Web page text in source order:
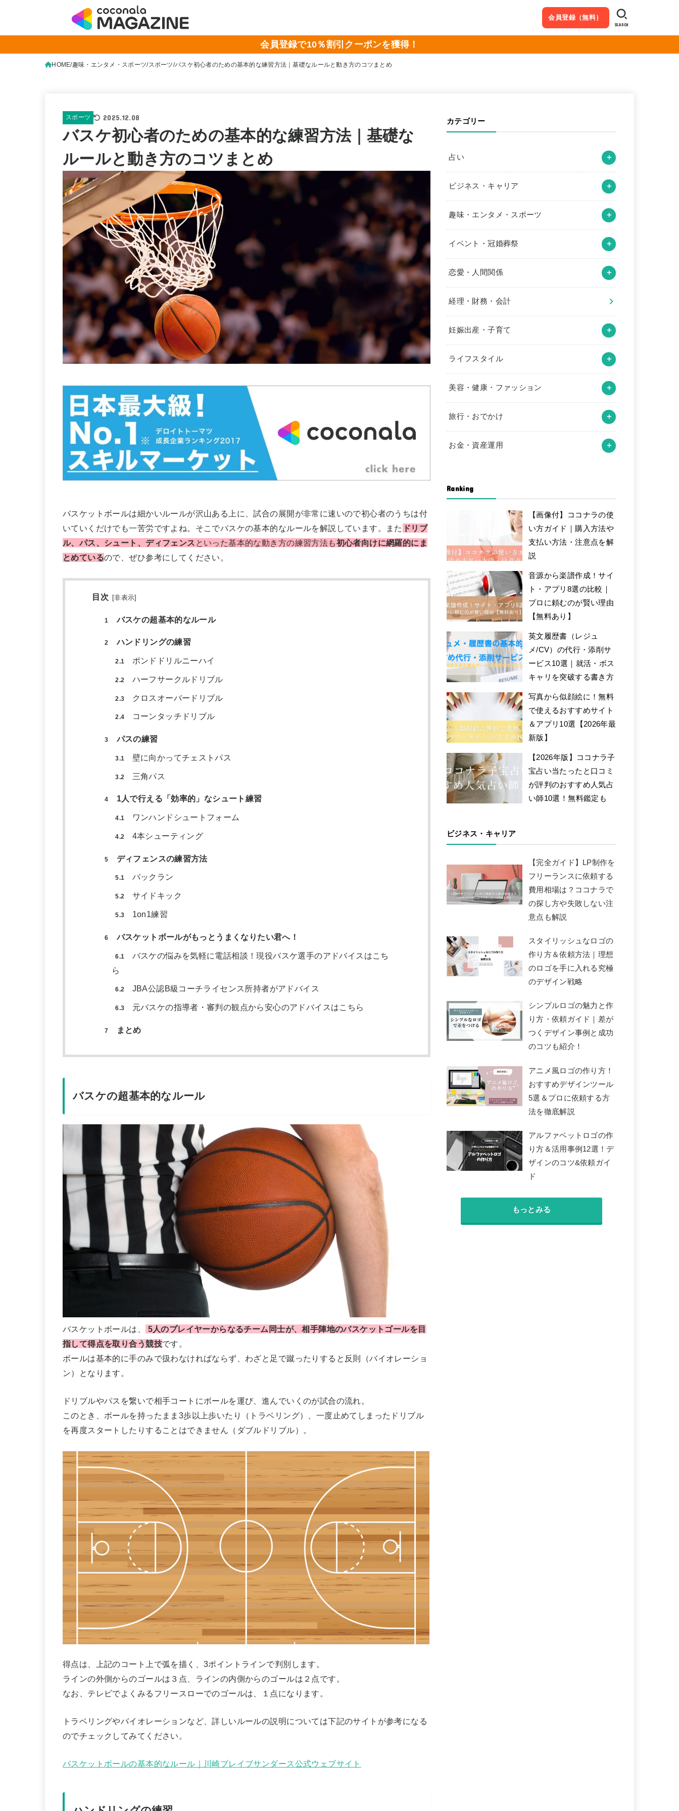
会員登録（無料）
SEARCH
会員登録で10％割引クーポンを獲得！
HOME 趣味・エンタメ・スポーツ スポーツ バスケ初心者のための基本的な練習方法｜基礎なルールと動き方のコツまとめ
スポーツ 2025.12.08
バスケ初心者のための基本的な練習方法｜基礎な
ルールと動き方のコツまとめ
バスケットボールは細かいルールが沢山ある上に、試合の展開が非常に速いので初心者のうちは付
いていくだけでも一苦労ですよね。そこでバスケの基本的なルールを解説しています。また ドリブ
ル、パス、シュート、ディフェンス といった基本的な動き方の練習方法も初心者向けに網羅的にま
とめているので、ぜひ参考にしてください。
目次 [非表示
1 バスケの超基本的なルール
2 ハンドリングの練習
2.1 ポンドドリルニーハイ
2.2 ハーフサークルドリブル
2.3 クロスオーバードリブル
2.4 コーンタッチドリブル
3 パスの練習
3.1 壁に向かってチェストパス
3.2 三角パス
4 1人で行える「効率的」なシュート練習
4.1 ワンハンドシュートフォーム
4.2 4本シューティング
5 ディフェンスの練習方法
5.1 バックラン
5.2 サイドキック
5.3 1on1練習
6 バスケットボールがもっとうまくなりたい君へ！
6.1
バスケの悩みを気軽に電話相談！現役バスケ選手のアドバイスはこち
ら
6.2 JBA公認B級コーチライセンス所持者がアドバイス
6.3 元バスケの指導者・審判の観点から安心のアドバイスはこちら
7 まとめ
バスケの超基本的なルール
バスケットボールは、
5人のプレイヤーからなるチーム同士が、相手陣地のバスケットゴールを目
指して得点を取り合う競技です。
ボールは基本的に手のみで扱わなければならず、わざと足で蹴ったりすると反則（バイオレーショ
ン）となります。
ドリブルやパスを繋いで相手コートにボールを運び、進んでいくのが試合の流れ。
このとき、ボールを持ったまま3歩以上歩いたり（トラベリング）、一度止めてしまったドリブル
を再度スタートしたりすることはできません（ダブルドリブル）。
得点は、上記のコート上で弧を描く、3ポイントラインで判別します。
ラインの外側からのゴールは３点、ラインの内側からのゴールは２点です。
なお、テレビでよくみるフリースローでのゴールは、１点になります。
トラベリングやバイオレーションなど、詳しいルールの説明については下記のサイトが参考になる
のでチェックしてみてください。
バスケットボールの基本的なルール｜川崎ブレイブサンダース公式ウェブサイト
カテゴリー
占い
ビジネス・キャリア
趣味・エンタメ・スポーツ
イベント・冠婚葬祭
恋愛・人間関係
経理・財務・会計
妊娠出産・子育て
ライフスタイル
美容・健康・ファッション
旅行・おでかけ
お金・資産運用
Ranking
【画像付】ココナラの使
い方ガイド｜購入方法や
支払い方法・注意点を解
説
音源から楽譜作成！サイ
ト・アプリ8選の比較｜
プロに頼むのが賢い理由
【無料あり】
英文履歴書（レジュ
メ/CV）の代行・添削サ
ービス10選｜就活・ボス
キャリを突破する書き方
写真から似顔絵に！無料
で使えるおすすめサイト
＆アプリ10選【2026年最
新版】
【2026年版】ココナラ子
宝占い当たったと口コミ
が評判のおすすめ人気占
い師10選！無料鑑定も
ビジネス・キャリア
【完全ガイド】LP制作を
フリーランスに依頼する
費用相場は？ココナラで
の探し方や失敗しない注
意点も解説
スタイリッシュなロゴの
作り方＆依頼方法｜理想
のロゴを手に入れる究極
のデザイン戦略
シンプルロゴの魅力と作
り方・依頼ガイド｜差が
つくデザイン事例と成功
のコツも紹介！
アニメ風ロゴの作り方！
おすすめデザインツール
5選＆プロに依頼する方
法を徹底解説
アルファベットロゴの作
り方＆活用事例12選！デ
ザインのコツ&依頼ガイ
ド
もっとみる